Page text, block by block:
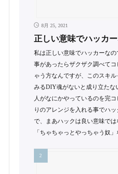
8月 25, 2021
正しい意味でハッカ
私は正しい意味でハッカーな
事があったらザクザク調べて
ゃう方なんですが、このスキ
みるDIY魂がないと成り立たな
人がなにかやっているのを完
りのアレンジを入れる事でハ
で、まあハックは良い意味で
「ちゃちゃっとやっちゃう奴